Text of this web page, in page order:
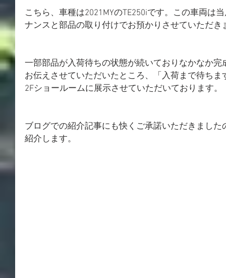
こちら、車種は2021MYのTE250iです。この車両は
ナンスと部品の取り付けでお預かりさせていただき
一部部品が入荷待ちの状態が続いておりなかなか
お伝えさせていただいたところ、「入荷まで待ち
2Fショールームに展示させていただいております。
ブログでの紹介記事にも快くご承諾いただきまし
紹介します。